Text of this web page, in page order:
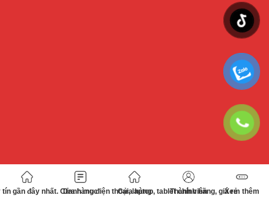
gần đây nhất. Cửa hàng điện thoại, laptop, tablet chính hãng, giá rẻ
Danh mục Cửa hàng Thành viên Xem thêm